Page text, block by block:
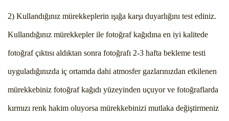
2) Kullandığınız mürekkeplerin ışığa karşı duyarlığını test ediniz.
Kullandığınız mürekkepler ile fotoğraf kağıdına en iyi kalitede
fotoğraf çıktısı aldıktan sonra fotoğrafı 2-3 hafta bekleme testi
uyguladığınızda iç ortamda dahi atmosfer gazlarınızdan etkilenen
mürekkebiniz fotoğraf kağıdı yüzeyinden uçuyor ve fotoğraflarda
kırmızı renk hakim oluyorsa mürekkebinizi mutlaka değiştirmeniz